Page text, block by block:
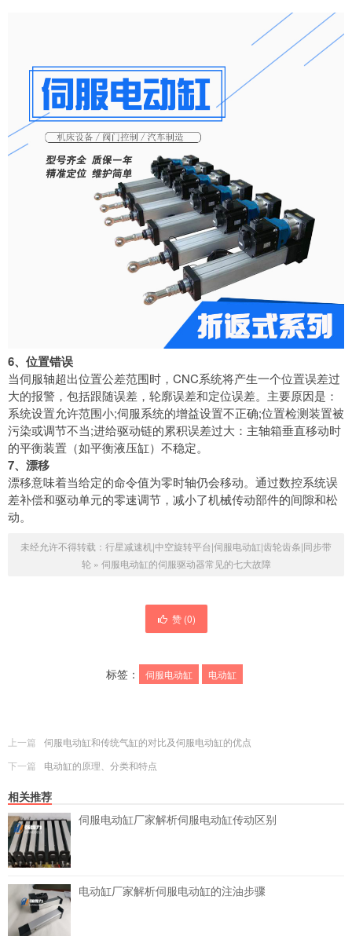
6、位置错误
当伺服轴超出位置公差范围时，CNC系统将产生一个位置误差过
大的报警，包括跟随误差，轮廓误差和定位误差。主要原因是：
系统设置允许范围小;伺服系统的增益设置不正确;位置检测装置被
污染或调节不当;进给驱动链的累积误差过大：主轴箱垂直移动时
的平衡装置（如平衡液压缸）不稳定。
7、漂移
漂移意味着当给定的命令值为零时轴仍会移动。通过数控系统误
差补偿和驱动单元的零速调节，减小了机械传动部件的间隙和松
动。
未经允许不得转载： 行星减速机|中空旋转平台|伺服电动缸|齿轮齿条|同步带
轮» 伺服电动缸的伺服驱动器常见的七大故障
赞 (0)
标签： 伺服电动缸 电动缸
上一篇
伺服电动缸和传统气缸的对比及伺服电动缸的优点
下一篇
电动缸的原理、分类和特点
相关推荐
伺服电动缸厂家解析伺服电动缸传动区别
电动缸厂家解析伺服电动缸的注油步骤